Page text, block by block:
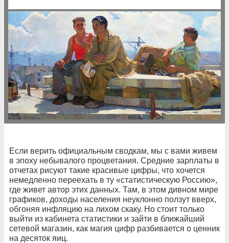
Если верить официальным сводкам, мы с вами живем
в эпоху небывалого процветания. Средние зарплаты в
отчетах рисуют такие красивые цифры, что хочется
немедленно переехать в ту «статистическую Россию»,
где живет автор этих данных. Там, в этом дивном мире
графиков, доходы населения неуклонно ползут вверх,
обгоняя инфляцию на лихом скаку. Но стоит только
выйти из кабинета статистики и зайти в ближайший
сетевой магазин, как магия цифр разбивается о ценник
на десяток яиц.